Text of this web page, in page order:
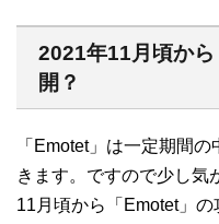
2021年11月頃か
開？
「Emotet」は一定期間
きます。ですので少し気
11月頃から「Emotet」